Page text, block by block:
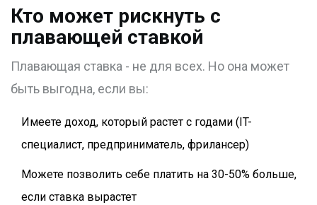
Кто может рискнуть с
плавающей ставкой
Плавающая ставка - не для всех. Но она может
быть выгодна, если вы:
Имеете доход, который растет с годами (IT-
специалист, предприниматель, фрилансер)
Можете позволить себе платить на 30-50% больше,
если ставка вырастет